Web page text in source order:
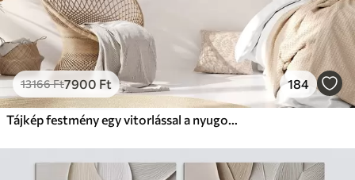
13166Ft7900 Ft 184
Tájkép festmény egy vitorlással a nyugodt tengeren, narancssárga és sárga égbolt, távoli hegyek